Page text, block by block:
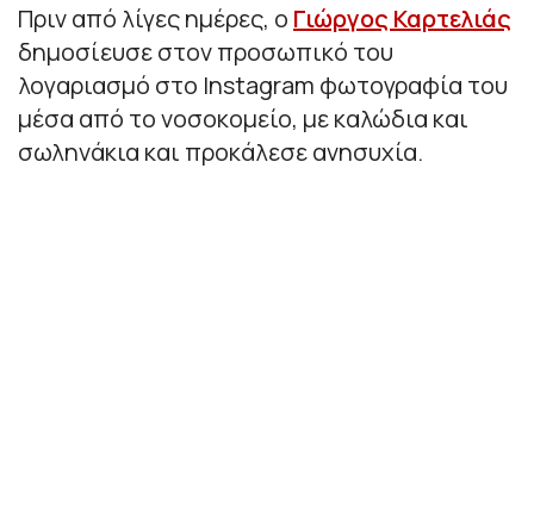
Πριν από λίγες ημέρες, ο Γιώργος Καρτελιάς
δημοσίευσε στον προσωπικό του
λογαριασμό στο Instagram φωτογραφία του
μέσα από το νοσοκομείο, με καλώδια και
σωληνάκια και προκάλεσε ανησυχία.